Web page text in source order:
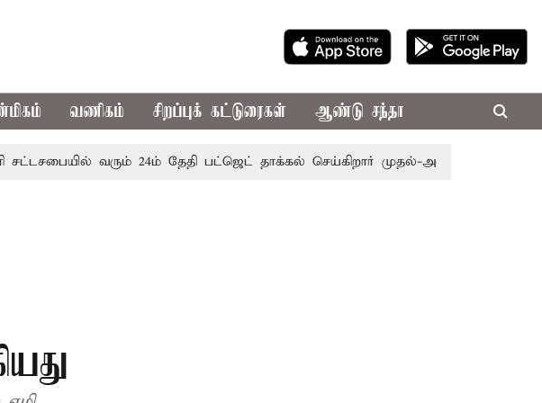
வணிகம் சிறப்புக் கட்டுரைகள் ஆண்டு சந்தா
வரும் 24ம் தேதி பட்ஜெட் தாக்கல் செய்கிறார் முதல்-அமைச்சர் ரங்கசாமி